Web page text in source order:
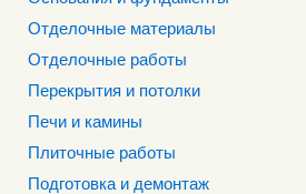
Отделочные материалы
Отделочные работы
Перекрытия и потолки
Печи и камины
Плиточные работы
Подготовка и демонтаж